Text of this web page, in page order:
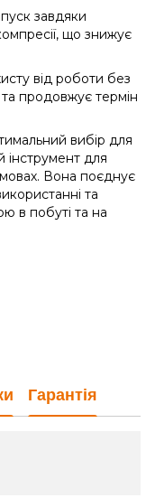
завдяки
що знижує
від роботи без
продовжує термін
вибір для
інструмент для
Вона поєднує
та
в побуті та на
Гарантія